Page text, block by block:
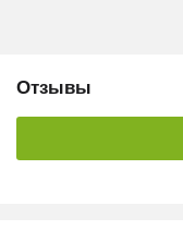
Отзывы